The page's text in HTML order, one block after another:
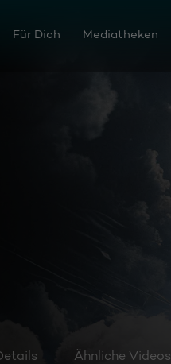
Für Dich Mediatheken
Ähnliche Videos